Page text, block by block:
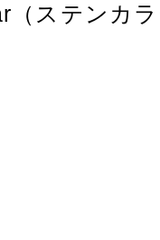
ステンカ